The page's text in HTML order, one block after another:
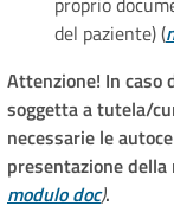
del paziente) (
Attenzione! In caso
soggetta a tutela/
necessarie le
presentazione
modulo doc).